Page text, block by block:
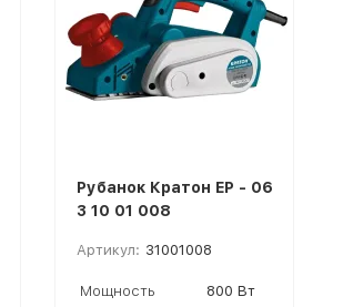
Рубанок Кратон EP - 06
3 10 01 008
Артикул: 31001008
Мощность
800 Вт